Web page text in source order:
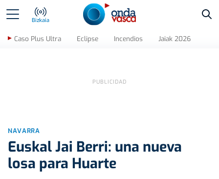
Bizkaia
Caso Plus Ultra Eclipse Incendios Jaiak 2026
NAVARRA
Euskal Jai Berri: una nueva
losa para Huarte